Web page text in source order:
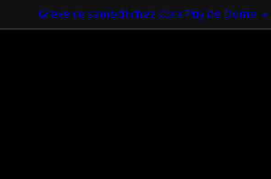
Grève ce samedi chez Cora Puy de Dome